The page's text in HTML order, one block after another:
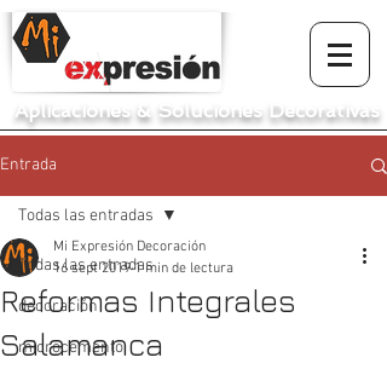
Aplicaciones & Soluciones Decorativas
Entrada
Todas las entradas
decoración
microcemento
Todas las entradas
Reformas Integrales
Salamanca
Mi Expresión Decoración
16 sept 2019 1 min de lectura